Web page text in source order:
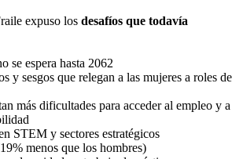
expuso los desafíos que todavía
se espera hasta 2062
y sesgos que relegan a las mujeres a roles de
más dificultades para acceder al empleo y a
STEM y sectores estratégicos
menos que los hombres)